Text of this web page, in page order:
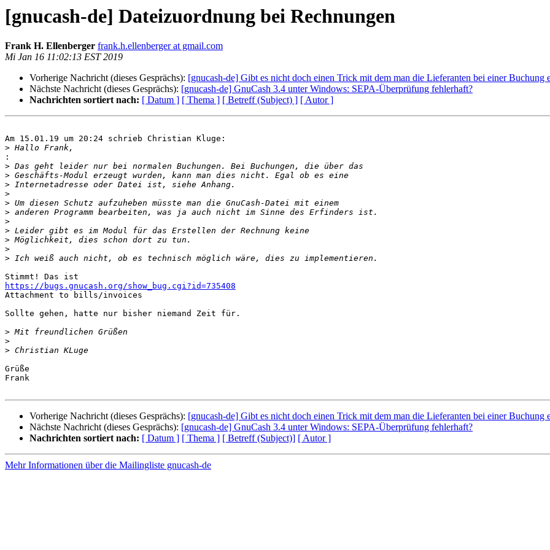
[gnucash-de] Dateizuordnung bei Rechnungen
Frank H. Ellenberger frank.h.ellenberger at gmail.com
Mi Jan 16 11:02:13 EST 2019
Vorherige Nachricht (dieses Gesprächs): [gnucash-de] Gibt es nicht doch einen Trick mit dem man die Lieferanten bei einer Buchung
Nächste Nachricht (dieses Gesprächs): [gnucash-de] GnuCash 3.4 unter Windows: SEPA-Überprüfung fehlerhaft?
Nachrichten sortiert nach: [ Datum ] [ Thema ] [ Betreff (Subject) ] [ Autor ]
Am 15.01.19 um 20:24 schrieb Christian Kluge:
>
:
>
>
>
>
>
>
>
>
>
>
>
https://bugs.gnucash.org/show_bug.cgi?id=735408
Attachment to bills/invoices
Sollte gehen, hatte nur bisher niemand Zeit für.
>
>
>
Grüße
Frank
Vorherige Nachricht (dieses Gesprächs): [gnucash-de] Gibt es nicht doch einen Trick mit dem man die Lieferanten bei einer Buchung
Nächste Nachricht (dieses Gesprächs): [gnucash-de] GnuCash 3.4 unter Windows: SEPA-Überprüfung fehlerhaft?
Nachrichten sortiert nach: [ Datum ] [ Thema ] [ Betreff (Subject)] [ Autor ]
Mehr Informationen über die Mailingliste gnucash-de